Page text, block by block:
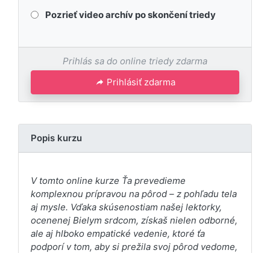
Pozrieť video archív po skončení triedy
Prihlás sa do online triedy zdarma
Prihlásiť zdarma
Popis kurzu
V tomto online kurze Ťa prevedieme
komplexnou prípravou na pôrod – z pohľadu tela
aj mysle. Vďaka skúsenostiam našej lektorky,
ocenenej Bielym srdcom, získaš nielen odborné,
ale aj hlboko empatické vedenie, ktoré ťa
podporí v tom, aby si prežila svoj pôrod vedome,